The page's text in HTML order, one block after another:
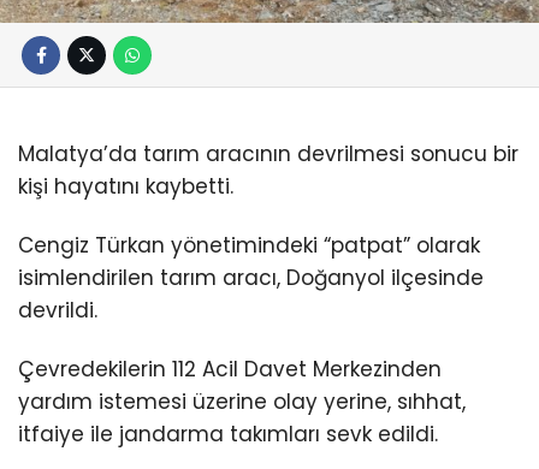
Malatya’da tarım aracının devrilmesi sonucu bir
kişi hayatını kaybetti.
Cengiz Türkan yönetimindeki “patpat” olarak
isimlendirilen tarım aracı, Doğanyol ilçesinde
devrildi.
Çevredekilerin 112 Acil Davet Merkezinden
yardım istemesi üzerine olay yerine, sıhhat,
itfaiye ile jandarma takımları sevk edildi.